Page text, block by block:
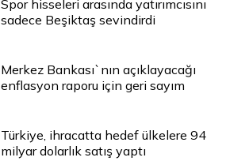
Spor hisseleri arasında yatırımcısını
sadece Beşiktaş sevindirdi
Merkez Bankası`nın açıklayacağı
enflasyon raporu için geri sayım
Türkiye, ihracatta hedef ülkelere 94
milyar dolarlık satış yaptı